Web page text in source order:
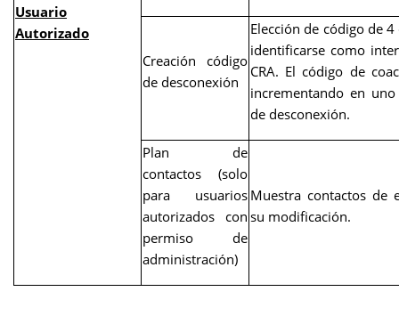
Usuario
Autorizado
Creación código
de desconexión
Elección de código de
identificarse como
CRA. El código de
incrementando en
de desconexión.
Plan de
contactos (solo
para usuarios
autorizados con
permiso de
administración)
Muestra contactos de
su modificación.